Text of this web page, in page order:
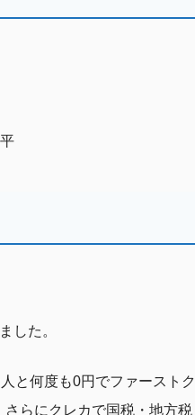
した。
と何度も0円でファーストク
らにクレカで国税・地方税